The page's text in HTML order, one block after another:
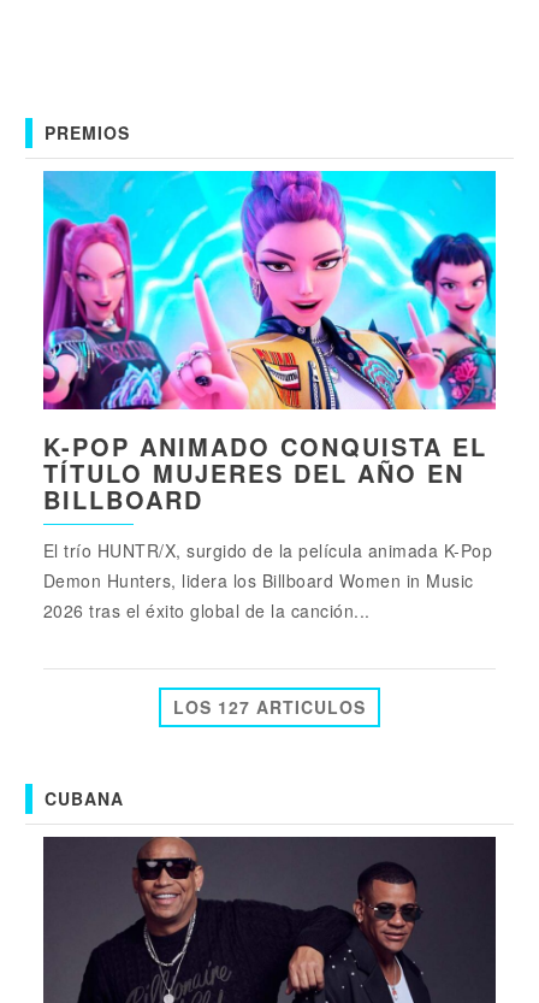
PREMIOS
K-POP ANIMADO CONQUISTA EL
TÍTULO MUJERES DEL AÑO EN
BILLBOARD
El trío HUNTR/X, surgido de la película animada K-Pop
Demon Hunters, lidera los Billboard Women in Music
2026 tras el éxito global de la canción...
LOS 127 ARTICULOS
CUBANA